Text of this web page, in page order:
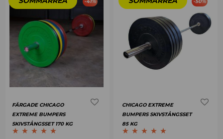
FÄRGADE CHICAGO
EXTREME BUMPERS
SKIVSTÅNGSSET 170 KG
CHICAGO EXTREME
BUMPERS SKIVSTÅNGSSET
85 KG